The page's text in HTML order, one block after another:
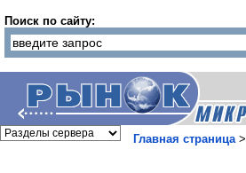
Поиск по сайту:
Главная страница>